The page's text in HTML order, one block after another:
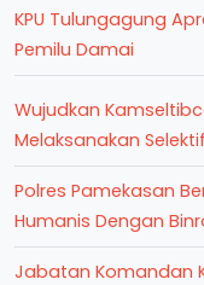
KPU Tulungagung
Pemilu Damai
Wujudkan
Melaksanakan
Polres Pamekasan
Humanis Dengan
Jabatan Komandan